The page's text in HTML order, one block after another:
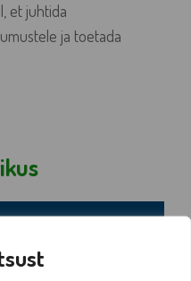
et juhtida
ja toetada